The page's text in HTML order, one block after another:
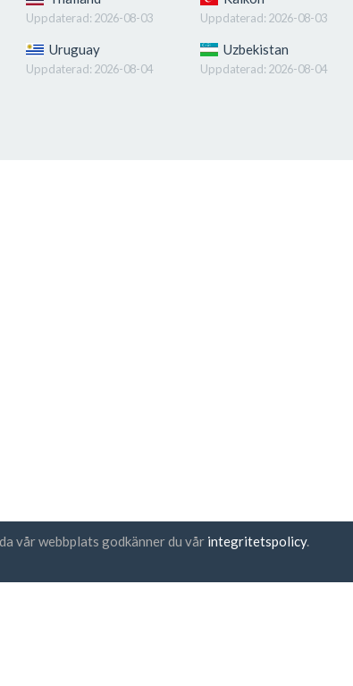
Uppdaterad: 2026-08-03 Uppdaterad: 2026-08-03
Uruguay
Uppdaterad: 2026-08-04
Uzbekistan
Uppdaterad: 2026-08-04
vår webbplats godkänner du vår integritetspolicy.